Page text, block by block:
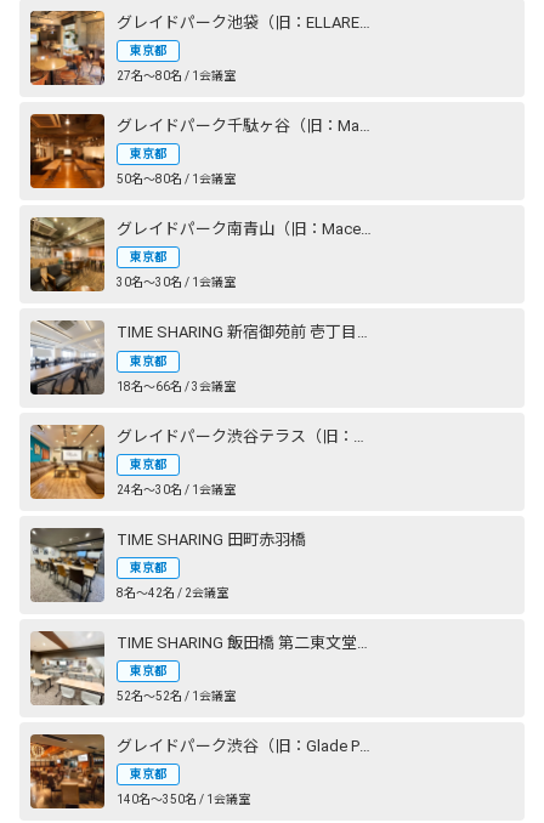
グレイドパーク池袋（旧：ELLARE）
東京都
27名〜80名 / 1会議室
グレイドパーク千駄ヶ谷（旧：Mace千駄ヶ谷）
東京都
50名〜80名 / 1会議室
グレイドパーク南青山（旧：Mace南青山）
東京都
30名〜30名 / 1会議室
TIME SHARING 新宿御苑前 壱丁目参番館
東京都
18名〜66名 / 3会議室
東京都
24名〜30名 / 1会議室
TIME SHARING 田町赤羽橋
東京都
8名〜42名 / 2会議室
東京都
52名〜52名 / 1会議室
東京都
140名〜350名 / 1会議室